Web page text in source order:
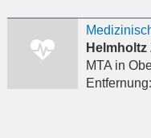
MTAin
Entfernung: